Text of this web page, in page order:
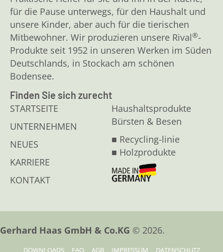
für die Pause unterwegs, für den Haushalt und
unsere Kinder, aber auch für die tierischen
Mitbewohner. Wir produzieren unsere Rival®-
Produkte seit 1952 in unseren Werken im Süden
Deutschlands, in Stockach am schönen
Bodensee.
Finden Sie sich zurecht
STARTSEITE
UNTERNEHMEN
NEUES
KARRIERE
KONTAKT
Haushaltsprodukte
Bürsten & Besen
■ Recycling-linie
■ Holzprodukte
Gerhard Haas GmbH & Co.KG © 2026.
DOWNLOADS FAQ AGB IMPRESSUM DATENSCHUTZ